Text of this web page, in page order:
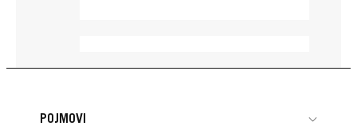
POJMOVI